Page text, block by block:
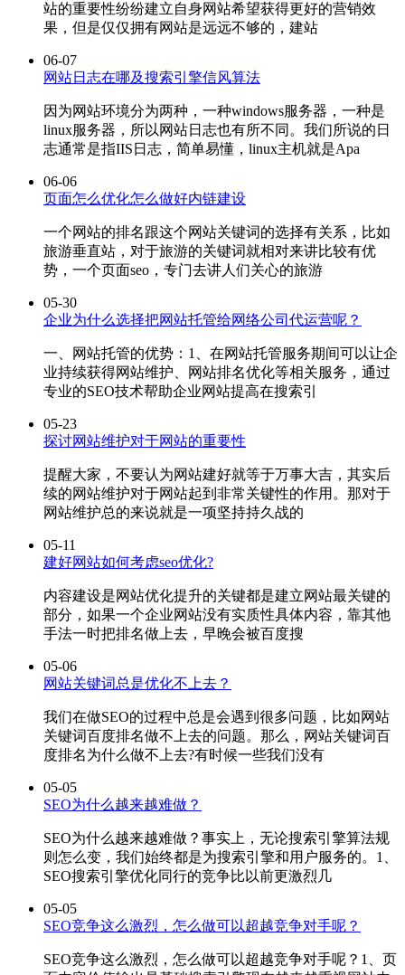
站的重要性纷纷建立自身网站希望获得更好的营销效
果，但是仅仅拥有网站是远远不够的，建站
06-07
网站日志在哪及搜索引擎信风算法
因为网站环境分为两种，一种windows服务器，一种是
linux服务器，所以网站日志也有所不同。我们所说的日
志通常是指IIS日志，简单易懂，linux主机就是Apa
06-06
页面怎么优化怎么做好内链建设
一个网站的排名跟这个网站关键词的选择有关系，比如
旅游垂直站，对于旅游的关键词就相对来讲比较有优
势，一个页面seo，专门去讲人们关心的旅游
05-30
企业为什么选择把网站托管给网络公司代运营呢？
一、网站托管的优势：1、在网站托管服务期间可以让企
业持续获得网站维护、网站排名优化等相关服务，通过
专业的SEO技术帮助企业网站提高在搜索引
05-23
探讨网站维护对于网站的重要性
提醒大家，不要认为网站建好就等于万事大吉，其实后
续的网站维护对于网站起到非常关键性的作用。那对于
网站维护总的来说就是一项坚持持久战的
05-11
建好网站如何考虑seo优化?
内容建设是网站优化提升的关键都是建立网站最关键的
部分，如果一个企业网站没有实质性具体内容，靠其他
手法一时把排名做上去，早晚会被百度搜
05-06
网站关键词总是优化不上去？
我们在做SEO的过程中总是会遇到很多问题，比如网站
关键词百度排名做不上去的问题。那么，网站关键词百
度排名为什么做不上去?有时候一些我们没有
05-05
SEO为什么越来越难做？
SEO为什么越来越难做？事实上，无论搜索引擎算法规
则怎么变，我们始终都是为搜索引擎和用户服务的。1、
SEO搜索引擎优化同行的竞争比以前更激烈几
05-05
SEO竞争这么激烈，怎么做可以超越竞争对手呢？
SEO竞争这么激烈，怎么做可以超越竞争对手呢？1、页